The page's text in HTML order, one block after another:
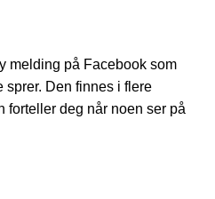
melding på Facebook som
Den finnes i flere
forteller deg når noen ser på